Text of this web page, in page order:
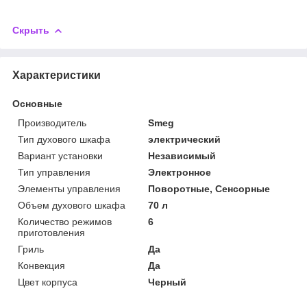
Скрыть
Характеристики
Основные
Производитель
Smeg
Тип духового шкафа
электрический
Вариант установки
Независимый
Тип управления
Электронное
Элементы управления
Поворотные, Сенсорные
Объем духового шкафа
70 л
Количество режимов
приготовления
6
Гриль
Да
Конвекция
Да
Цвет корпуса
Черный